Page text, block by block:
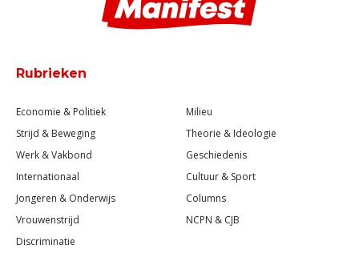
Rubrieken
Economie & Politiek
Strijd & Beweging
Werk & Vakbond
Internationaal
Jongeren & Onderwijs
Vrouwenstrijd
Discriminatie
Milieu
Theorie & Ideologie
Geschiedenis
Cultuur & Sport
Columns
NCPN & CJB